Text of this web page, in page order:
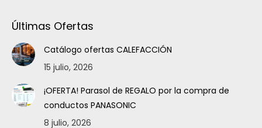
Últimas Ofertas
Catálogo ofertas CALEFACCIÓN
15 julio, 2026
¡OFERTA! Parasol de REGALO por la compra de
conductos PANASONIC
8 julio, 2026